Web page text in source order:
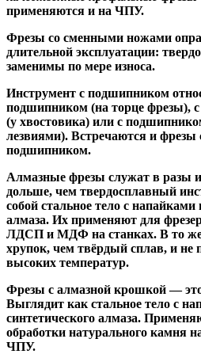
применяются и на ЧПУ.
Фрезы со сменными ножами
длительной эксплуатации:
заменимы по мере износа.
Инструмент с подшипником
подшипником (на торце фрезы),
(у хвостовика) или с
лезвиями). Встречаются и фрезы
подшипником.
Алмазные фрезы служат в разы
дольше, чем твердосплавный
собой стальное тело с
алмаза. Их применяют для
ЛДСП и МДФ на станках. В то же
хрупок, чем твёрдый сплав, и не
высоких температур.
Фрезы с алмазной крошкой—
Выглядит как стальное тело с
синтетического алмаза.
обработки натурального камня
ЧПУ.